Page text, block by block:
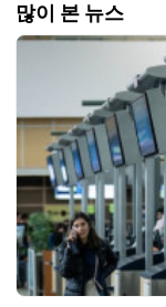
많이 본 뉴스